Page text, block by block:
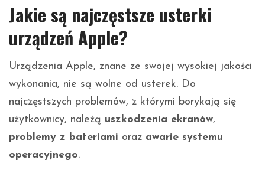
Jakie są najczęstsze usterki
urządzeń Apple?
Urządzenia Apple, znane ze swojej wysokiej jakości
wykonania, nie są wolne od usterek. Do
najczęstszych problemów, z którymi borykają się
użytkownicy, należą uszkodzenia ekranów,
problemy z bateriami oraz awarie systemu
operacyjnego.